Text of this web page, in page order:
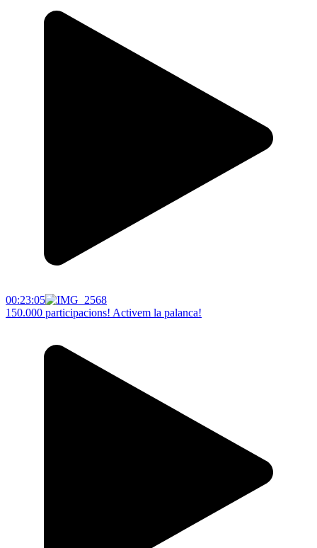
00:23:05
150.000 participacions! Activem la palanca!